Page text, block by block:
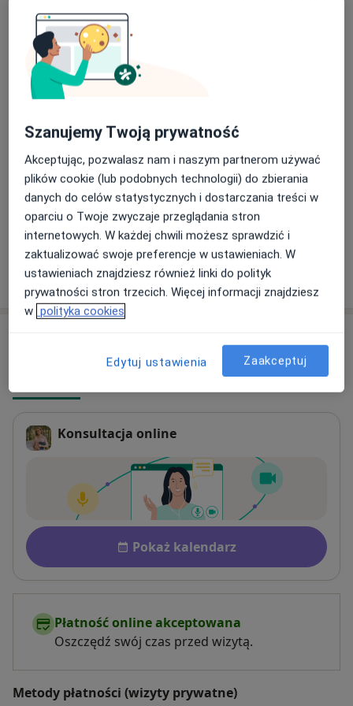
Stale poszerzam swoją wiedzę, uczestnicząc w
kursach, warsztatach i szkoleniach. Bliskie są mi
szczególnie te narzędzia, które stosuję na co dzień,
takie jak Mindfulness & Compassion.
Zawodu Psychologa, zawsze stawiając dobro klientów
na pierwszym miejscu. Moim celem jest tworzenie
bezpiecznej przestrzeni, w której klienci mogą
odkrywać siebie, pracować nad trudnościami i
odnajdywać harmonię w codziennym życiu.
Konsultacja psychologiczna dla
seniorów
160 zł Szczegóły
Rozwój osobisty
Szczegóły
Trening relaksacyjny
140 zł Szczegóły Umów wizytę
W jaki sposób ustalane są ceny?
Adres
Konsultacja online
Dostępność
Pokaż kalendarz
Płatność online akceptowana
Oszczędź swój czas przed wizytą.
Metody płatności (wizyty prywatne)
Szanujemy Twoją prywatność
Akceptując, pozwalasz nam i naszym partnerom używać
plików cookie (lub podobnych technologii) do zbierania
danych do celów statystycznych i dostarczania treści w
oparciu o Twoje zwyczaje przeglądania stron
internetowych. W każdej chwili możesz sprawdzić i
zaktualizować swoje preferencje w ustawieniach. W
ustawieniach znajdziesz również linki do polityk
prywatności stron trzecich. Więcej informacji znajdziesz
w polityka cookies
Edytuj ustawienia Zaakceptuj